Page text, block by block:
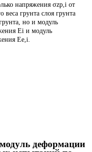
напряжения σzp,i от
грунта слоя грунта
но и модуль
Ei и модуль
Ee,i.
деформации